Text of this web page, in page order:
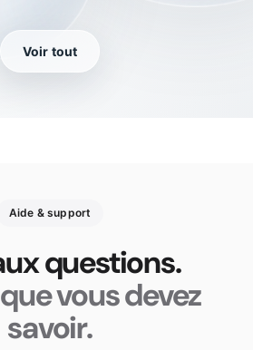
Voir tout
Aide & support
questions.
vous devez
savoir.